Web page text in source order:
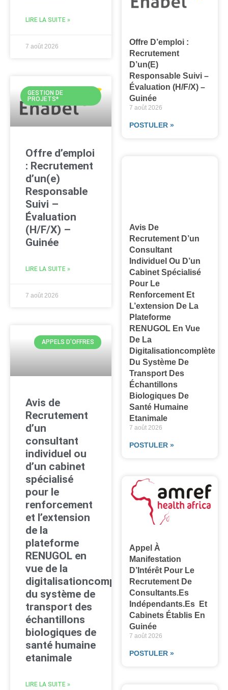
LIRE LA SUITE »
7 août 2026
GESTION DE
PROJETS*
Offre d’emploi
: Recrutement
d’un(e)
Responsable
Suivi –
Évaluation
(H/F/X) –
Guinée
LIRE LA SUITE »
7 août 2026
APPELS D'OFFRES
Avis de
Recrutement
d’un
consultant
individuel ou
d’un cabinet
spécialisé
pour le
renforcement
et l’extension
de la
plateforme
RENUGOL en
vue de la
digitalisationcomplète
du système de
transport des
échantillons
biologiques de
santé humaine
etanimale
LIRE LA SUITE »
Offre D’emploi :
Recrutement
D’un(e)
Responsable Suivi –
Évaluation (H/F/X) –
Guinée
7 août 2026
POSTULER »
Avis De
Recrutement D’un
Consultant
Individuel Ou D’un
Cabinet Spécialisé
Pour Le
Renforcement Et
L’extension De La
Plateforme
RENUGOL En Vue
De La
Digitalisationcomplète
Du Système De
Transport Des
Échantillons
Biologiques De
Santé Humaine
Etanimale
7 août 2026
POSTULER »
Appel À
Manifestation
D’Intérêt Pour Le
Recrutement De
Consultants.es
Indépendants.es Et
Cabinets Établis En
Guinée
7 août 2026
POSTULER »